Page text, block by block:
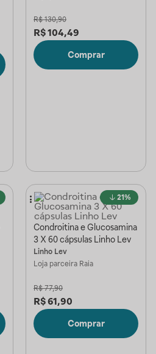
R$ 130,90
R$104,49
Comprar
21%
Condroitina e Glucosamina
3 X 60 cápsulas Linho Lev
Linho Lev
Loja parceira Raia
R$ 77,90
R$61,90
Comprar